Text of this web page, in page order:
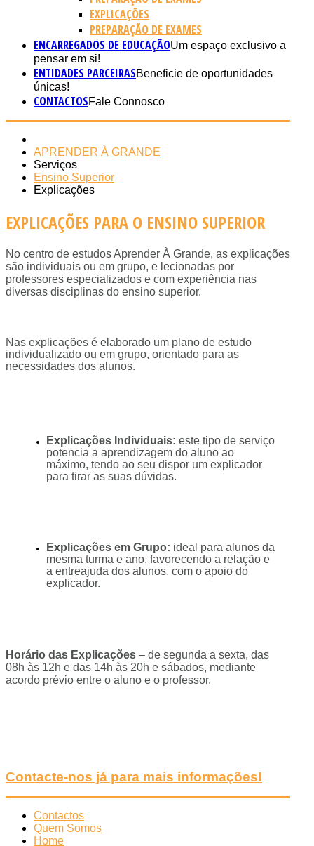
EXPLICAÇÕES
PREPARAÇÃO DE EXAMES
ENCARREGADOS DE EDUCAÇÃOUm espaço exclusivo a
pensar em si!
ENTIDADES PARCEIRASBeneficie de oportunidades
únicas!
CONTACTOSFale Connosco
APRENDER À GRANDE
Serviços
Ensino Superior
Explicações
EXPLICAÇÕES PARA O ENSINO SUPERIOR
No centro de estudos Aprender À Grande, as explicações
são individuais ou em grupo, e lecionadas por
professores especializados e com experiência nas
diversas disciplinas do ensino superior.
Nas explicações é elaborado um plano de estudo
individualizado ou em grupo, orientado para as
necessidades dos alunos.
Explicações Individuais: este tipo de serviço
potencia a aprendizagem do aluno ao
máximo, tendo ao seu dispor um explicador
para tirar as suas dúvidas.
Explicações em Grupo: ideal para alunos da
mesma turma e ano, favorecendo a relação e
a entreajuda dos alunos, com o apoio do
explicador.
Horário das Explicações – de segunda a sexta, das
08h às 12h e das 14h às 20h e sábados, mediante
acordo prévio entre o aluno e o professor.
Contacte-nos já para mais informações!
Contactos
Quem Somos
Home